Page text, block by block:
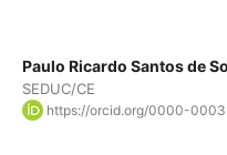
Paulo Ricardo Santos de
SEDUC/CE
https://orcid.org/0000-